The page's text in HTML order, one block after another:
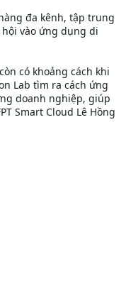
đa kênh, tập trung
vào ứng dụng di
có khoảng cách khi
Lab tìm ra cách ứng
doanh nghiệp, giúp
Smart Cloud Lê Hồng